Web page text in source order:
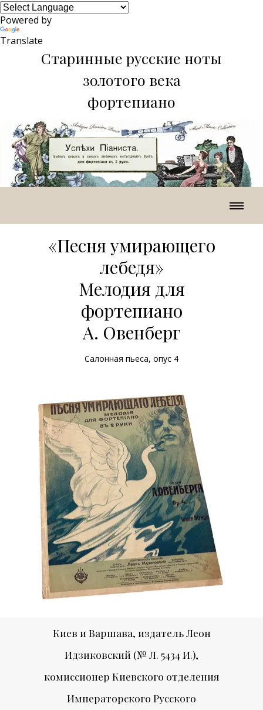
Powered by
Translate
Старинные русские ноты
золотого века
фортепиано
«Песня умирающего
лебедя»
Мелодия для
фортепиано
А. Овенберг
Салонная пьеса, опус 4
Киев и Варшава, издатель Леон
Идзиковский (№ Л. 5434 И.),
комиссионер Киевского отделения
Императорского Русского